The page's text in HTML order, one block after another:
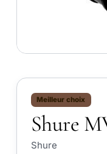
Meilleur choix
Shure
Shure